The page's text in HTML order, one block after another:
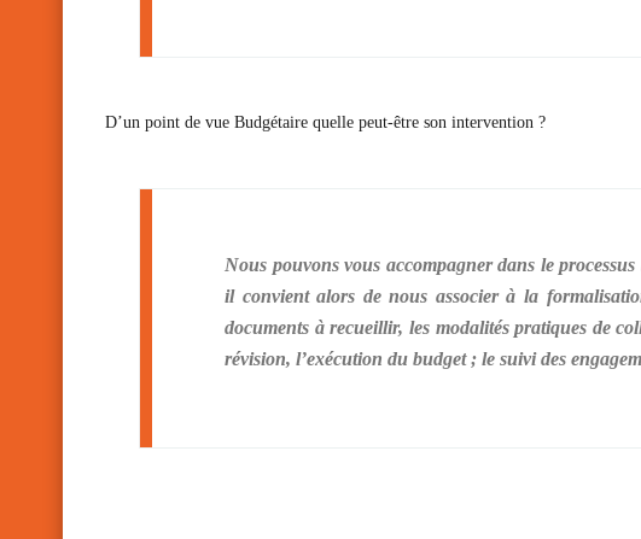
D’un point de vue Budgétaire quelle peut-être son intervention ?
Nous pouvons vous accompagner dans le
il convient alors de nous associer à la
documents à recueillir, les modalités pratiques de
révision, l’exécution du budget ; le suivi des